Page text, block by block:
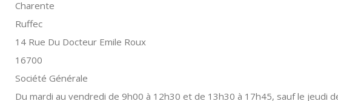
Charente
Ruffec
14 Rue Du Docteur Emile Roux
16700
Société Générale
Du mardi au vendredi de 9h00 à 12h30 et de 13h30 à 17h45, sauf le jeudi